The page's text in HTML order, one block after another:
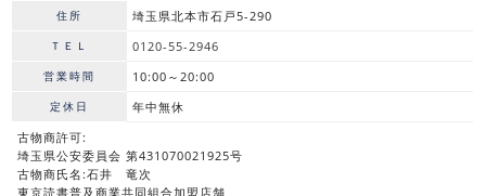
住所 埼玉県北本市石戸5-290
ＴＥＬ 0120-55-2946
営業時間 10:00～20:00
定休日
年中無休
古物商許可:
埼玉県公安委員会 第431070021925号
古物商氏名:石井 竜次
東京読書普及商業共同組合加盟店舗